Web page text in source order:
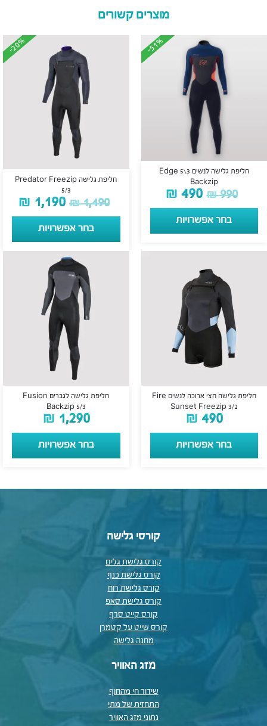
מוצרים קשורים
-51%
-51%
חליפת גלישה לנשים 3\5 Edge
Backzip
₪990
₪ 490
בחר אפשרויות
-20%
-20%
חליפת גלישה Predator Freezip
5/3
₪1,490
₪ 1,190
בחר אפשרויות
חליפת גלישה חצי ארוכה לנשים Fire
Sunset Freezip 3/2
₪ 490
בחר אפשרויות
חליפת גלישה לגברים Fusion
Backzip 5/3
₪ 1,290
בחר אפשרויות
קורסי גלישה
קורס גלישת גלים
קורס גלישת כנף
קורס גלישת רוח
קורס גלישת סאפ
קורס קייט סרף
קורס שייט על קטמרן
מחנה גלישה
מזג האוויר
שידור חי מהחוף
התחזית של מתי
נתוני מזג האוויר